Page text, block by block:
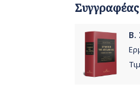
Συγγραφέας
Β.